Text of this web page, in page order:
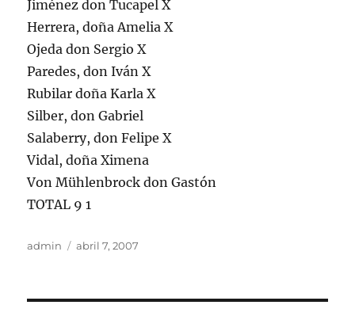
Jiménez don Tucapel X
Herrera, doña Amelia X
Ojeda don Sergio X
Paredes, don Iván X
Rubilar doña Karla X
Silber, don Gabriel
Salaberry, don Felipe X
Vidal, doña Ximena
Von Mühlenbrock don Gastón
TOTAL 9 1
Autor
admin
Publicado
abril 7, 2007